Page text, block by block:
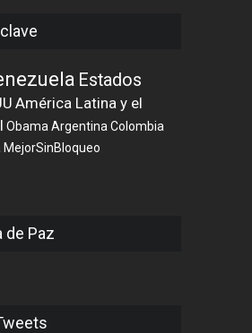
Estados
América Latina y el
Obama Argentina Colombia
MejorSinBloqueo
de Paz